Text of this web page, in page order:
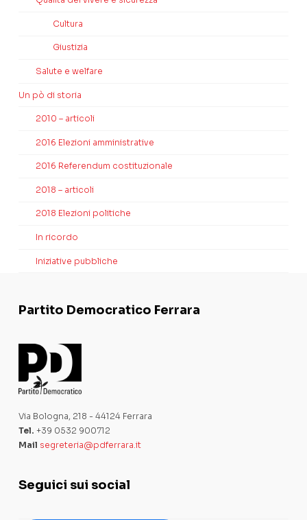
Cultura
Giustizia
Salute e welfare
Un pò di storia
2010 – articoli
2016 Elezioni amministrative
2016 Referendum costituzionale
2018 – articoli
2018 Elezioni politiche
In ricordo
Iniziative pubbliche
Partito Democratico Ferrara
Via Bologna, 218 - 44124 Ferrara
Tel. +39 0532 900712
Mail segreteria@pdferrara.it
Seguici sui social